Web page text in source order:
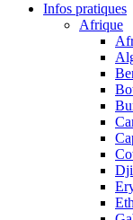
Infos pratiques
Afrique